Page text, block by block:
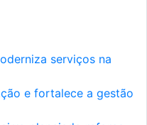
serviços na
e fortalece a gestão